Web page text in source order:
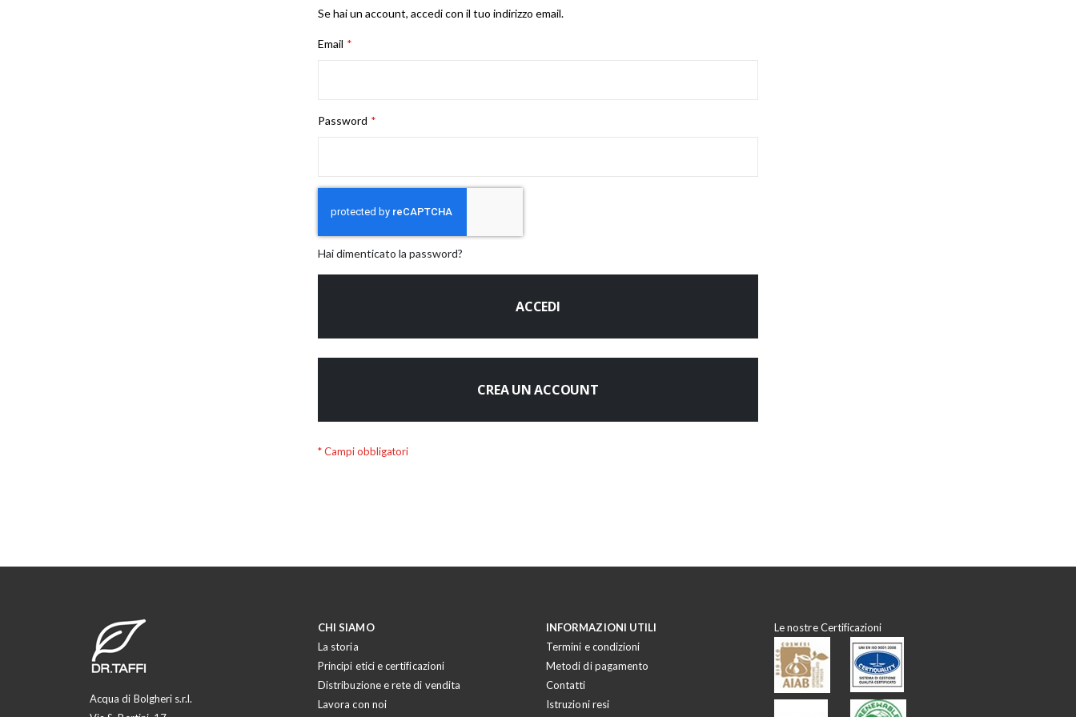
Se hai un account, accedi con il tuo indirizzo email.
Email
Password
Hai dimenticato la password?
ACCEDI
CREA UN ACCOUNT
Acqua di Bolgheri s.r.l.
CHI SIAMO
La storia
Principi etici e certificazioni
Distribuzione e rete di vendita
Lavora con noi
INFORMAZIONI UTILI
Termini e condizioni
Metodi di pagamento
Contatti
Istruzioni resi
Le nostre Certificazioni